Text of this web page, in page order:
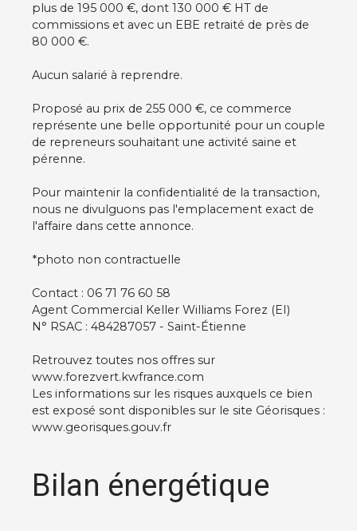
plus de 195 000 €, dont 130 000 € HT de
commissions et avec un EBE retraité de près de
80 000 €.
Aucun salarié à reprendre.
Proposé au prix de 255 000 €, ce commerce
représente une belle opportunité pour un couple
de repreneurs souhaitant une activité saine et
pérenne.
Pour maintenir la confidentialité de la transaction,
nous ne divulguons pas l'emplacement exact de
l'affaire dans cette annonce.
*photo non contractuelle
Contact : 06 71 76 60 58
Agent Commercial Keller Williams Forez (EI)
N° RSAC : 484287057 - Saint-Étienne
Retrouvez toutes nos offres sur
www.forezvert.kwfrance.com
Les informations sur les risques auxquels ce bien
est exposé sont disponibles sur le site Géorisques :
www.georisques.gouv.fr
Bilan énergétique